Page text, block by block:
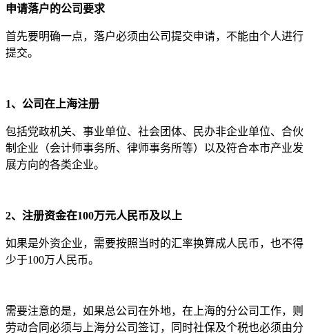
申请落户的公司要求
首先要明确一点，落户必须由公司提交申请，不能由个人进行
提交。
1、公司在上海注册
包括党政机关、事业单位、社会团体、民办非企业单位、合伙
制企业（会计师事务所、律师事务所等）以及符合本市产业发
展方向的各类企业。
2、注册资金在100万元人民币及以上
如果是外资企业，需要按照当时的汇率换算成人民币，也不得
少于100万人民币。
需要注意的是，如果总公司在外地，在上海的分公司工作，则
劳动合同必须与上海分公司签订，同时社保及个税也必须由分